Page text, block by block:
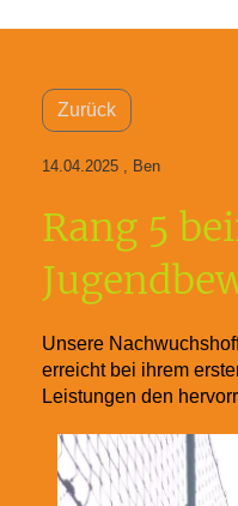
Zurück
14.04.2025 , Ben
Rang 5
Unsere
erreicht bei ihrem
Leistungen den